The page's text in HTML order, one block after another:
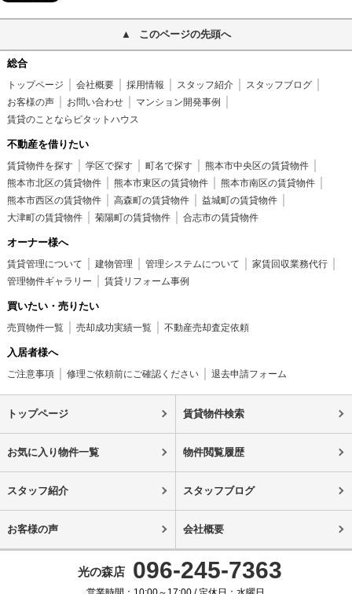
このページの先頭へ
総合
トップページ 会社概要 採用情報 スタッフ紹介
スタッフブログ
お客様の声
お問い合わせ
マンション開発事例
賃貸のことならピタットハウス
不動産を借りたい
賃貸物件を探す 学区で探す 町名で探す
熊本市中央区の賃貸物件
熊本市北区の賃貸物件
熊本市東区の賃貸物件
熊本市南区の賃貸物件
熊本市西区の賃貸物件
高森町の賃貸物件
益城町の賃貸物件
大津町の賃貸物件
菊陽町の賃貸物件 合志市の賃貸物件
オーナー様へ
賃貸管理について 建物管理 管理システムについて
家賃回収業務代行
管理物件ギャラリー
賃貸リフォーム事例
買いたい・売りたい
売買物件一覧 売却成功実績一覧 不動産売却査定依頼
入居者様へ
ご注意事項 修理ご依頼前にご確認ください 退去申請フォーム
トップページ 賃貸物件検索
お気に入り物件一覧 物件閲覧履歴
スタッフ紹介 スタッフブログ
お客様の声 会社概要
光の森店 096-245-7363